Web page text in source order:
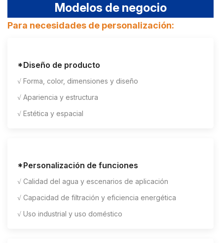
Modelos de negocio
Para necesidades de personalización:
*Diseño de producto
√ Forma, color, dimensiones y diseño
√ Apariencia y estructura
√ Estética y espacial
*Personalización de funciones
√ Calidad del agua y escenarios de aplicación
√ Capacidad de filtración y eficiencia energética
√ Uso industrial y uso doméstico